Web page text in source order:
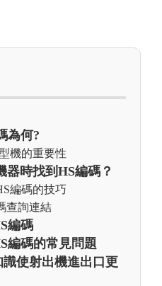
為何?
機的重要性
器時找到HS編碼？
編碼的技巧
查詢連結
編碼
編碼的常見問題
使射出機進出口更